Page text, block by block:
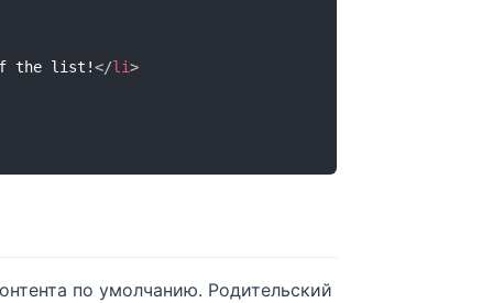
the list!</li>
по умолчанию. Родительский